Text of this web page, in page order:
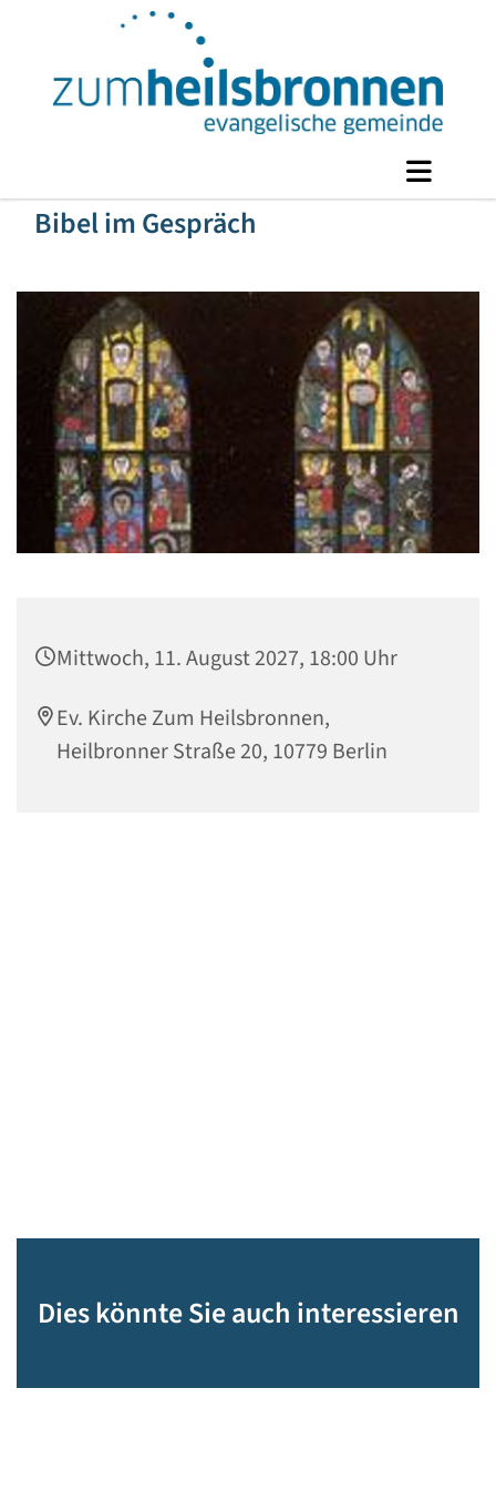
Bibel im Gespräch
Mittwoch, 11. August 2027, 18:00 Uhr
Ev. Kirche Zum Heilsbronnen,
Heilbronner Straße 20, 10779 Berlin
Dies könnte Sie auch interessieren